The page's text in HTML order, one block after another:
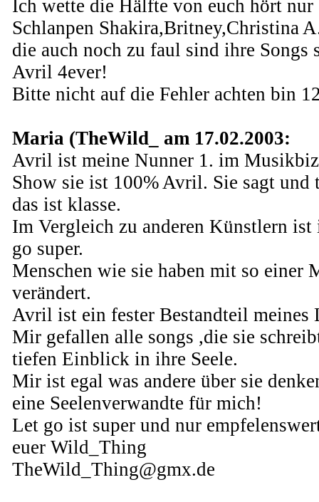
Ich wette die Hälfte von euch hört nur
Schlanpen Shakira,Britney,Christina
die auch noch zu faul sind ihre Songs
Avril 4ever!
Bitte nicht auf die Fehler achten bin
Maria (TheWild_ am 17.02.2003:
Avril ist meine Nunner 1. im
Show sie ist 100% Avril. Sie sagt
das ist klasse.
Im Vergleich zu anderen Künstlern
go super.
Menschen wie sie haben mit so einer
verändert.
Avril ist ein fester Bestandteil meines
Mir gefallen alle songs ,die sie
tiefen Einblick in ihre Seele.
Mir ist egal was andere über sie
eine Seelenverwandte für mich!
Let go ist super und nur
euer Wild_Thing
TheWild_Thing@gmx.de